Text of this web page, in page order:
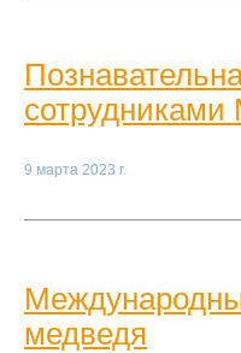
9 марта 2023 г.
медведя